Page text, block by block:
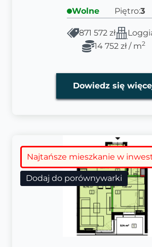
Wolne Piętro:3
871 572 zł
14 752 zł / m2
Dowiedz się
Najtańsze mieszkanie w
Dodaj do porównywarki